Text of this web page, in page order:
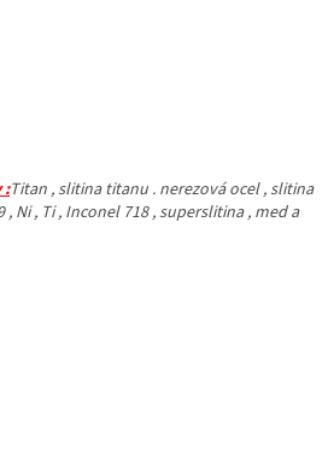
:Titan , slitina titanu . nerezová ocel , slitina
, Ni , Ti , Inconel 718 , superslitina , med a